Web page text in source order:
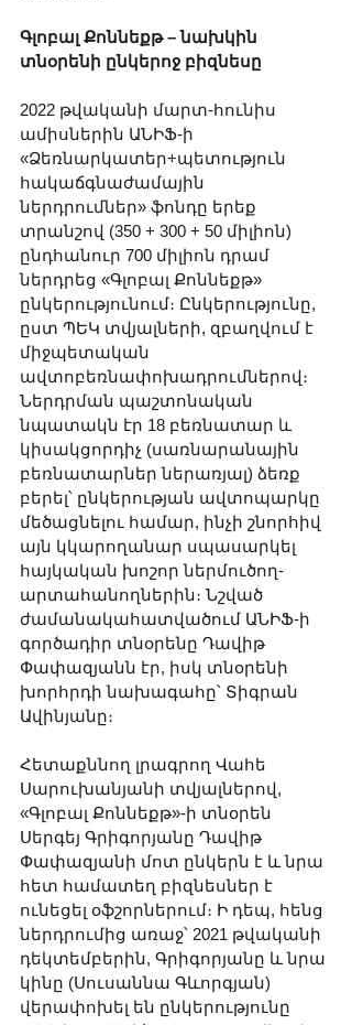
Գլոբալ Քոննեքթ – նախկին
տնօրենի ընկերոջ բիզնեսը
2022 թվականի մարտ-հունիս
ամիսներին ԱՆԻՖ-ի
«Ձեռնարկատեր+պետություն
հակաճգնաժամային
ներդրումներ» ֆոնդը երեք
տրանշով (350 + 300 + 50 միլիոն)
ընդհանուր 700 միլիոն դրամ
ներդրեց «Գլոբալ Քոննեքթ»
ընկերությունում։ Ընկերությունը,
ըստ ՊԵԿ տվյալների, զբաղվում է
միջպետական
ավտոբեռնափոխադրումներով։
Ներդրման պաշտոնական
նպատակն էր 18 բեռնատար և
կիսակցորդիչ (սառնարանային
բեռնատարներ ներառյալ) ձեռք
բերել՝ ընկերության ավտոպարկը
մեծացնելու համար, ինչի շնորհիվ
այն կկարողանար սպասարկել
հայկական խոշոր ներմուծող-
արտահանողներին։ Նշված
ժամանակահատվածում ԱՆԻՖ-ի
գործադիր տնօրենը Դավիթ
Փափազյանն էր, իսկ տնօրենի
խորհրդի նախագահը՝ Տիգրան
Ավինյանը։
Հետաքննող լրագրող Վահե
Սարուխանյանի տվյալներով,
«Գլոբալ Քոննեքթ»-ի տնօրեն
Սերգեյ Գրիգորյանը Դավիթ
Փափազյանի մոտ ընկերն է և նրա
հետ համատեղ բիզնեսներ է
ունեցել օֆշորներում։ Ի դեպ, հենց
ներդրումից առաջ՝ 2021 թվականի
դեկտեմբերին, Գրիգորյանը և նրա
կինը (Սուսաննա Գևորգյան)
վերափոխել են ընկերությունը